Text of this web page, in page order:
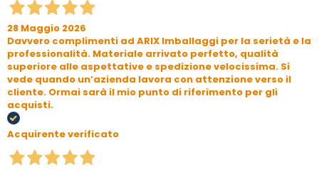
28 Maggio 2026
Davvero complimenti ad ARIX Imballaggi per la serietà e la
professionalità. Materiale arrivato perfetto, qualità
superiore alle aspettative e spedizione velocissima. Si
vede quando un’azienda lavora con attenzione verso il
cliente. Ormai sarà il mio punto di riferimento per gli
acquisti.
Acquirente verificato